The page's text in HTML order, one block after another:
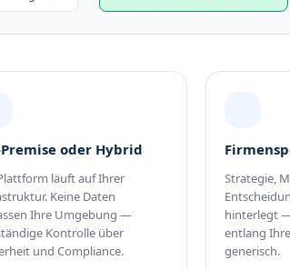
oder Hybrid
läuft auf Ihrer
Keine Daten
Ihre Umgebung —
Kontrolle über
und Compliance.
Strategie,
hinterlegt
entlang
generisch.